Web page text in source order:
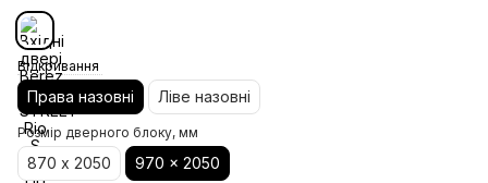
Відкривання
Права назовні Ліве назовні
Розмір дверного блоку, мм
870 х 2050 970 x 2050